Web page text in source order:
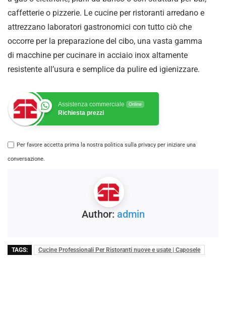
caffetterie o pizzerie. Le cucine per ristoranti arredano e
attrezzano laboratori gastronomici con tutto ciò che
occorre per la preparazione del cibo, una vasta gamma
di macchine per cucinare in acciaio inox altamente
resistente all’usura e semplice da pulire ed igienizzare.
Assistenza commerciale Online
Richiesta prezzi
Per favore accetta prima la nostra politica sulla privacy per iniziare una
conversazione.
Author: admin
TAGS: Cucine Professionali Per Ristoranti nuove e usate | Caposele